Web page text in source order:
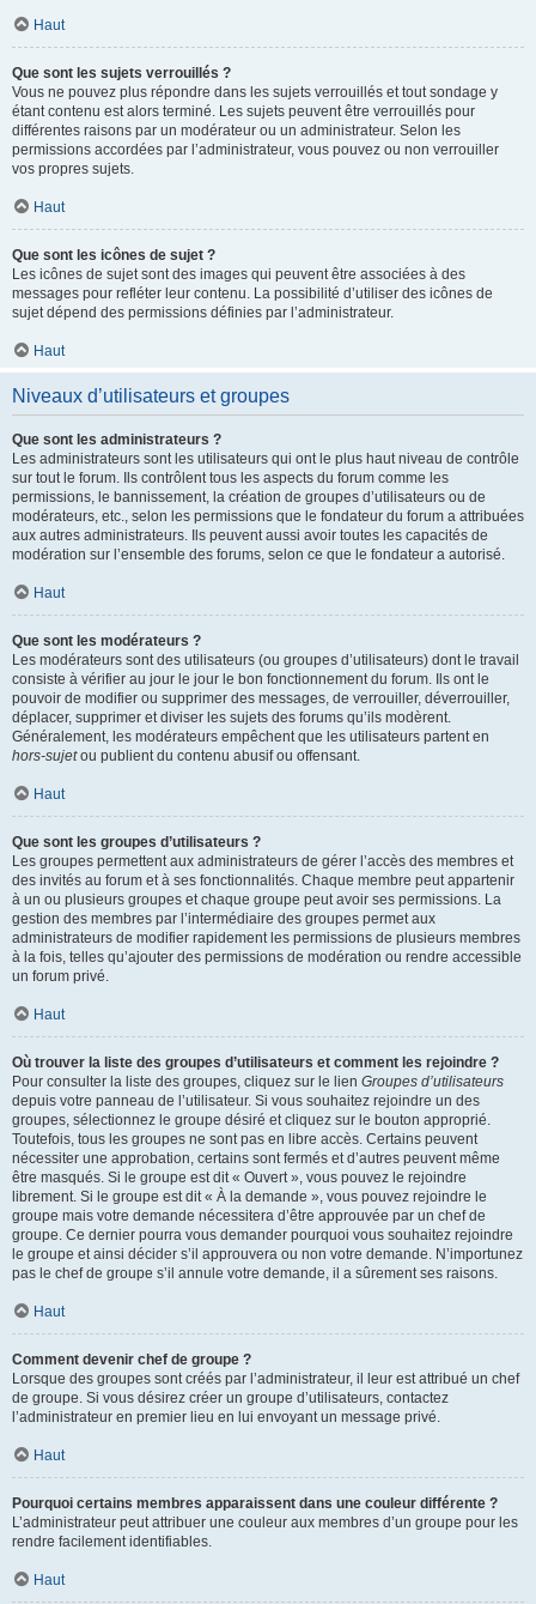
Haut
Que sont les sujets verrouillés ?
Vous ne pouvez plus répondre dans les sujets verrouillés et tout sondage y
étant contenu est alors terminé. Les sujets peuvent être verrouillés pour
différentes raisons par un modérateur ou un administrateur. Selon les
permissions accordées par l’administrateur, vous pouvez ou non verrouiller
vos propres sujets.
Haut
Que sont les icônes de sujet ?
Les icônes de sujet sont des images qui peuvent être associées à des
messages pour refléter leur contenu. La possibilité d’utiliser des icônes de
sujet dépend des permissions définies par l’administrateur.
Haut
Niveaux d’utilisateurs et groupes
Que sont les administrateurs ?
Les administrateurs sont les utilisateurs qui ont le plus haut niveau de contrôle
sur tout le forum. Ils contrôlent tous les aspects du forum comme les
permissions, le bannissement, la création de groupes d’utilisateurs ou de
modérateurs, etc., selon les permissions que le fondateur du forum a attribuées
aux autres administrateurs. Ils peuvent aussi avoir toutes les capacités de
modération sur l’ensemble des forums, selon ce que le fondateur a autorisé.
Haut
Que sont les modérateurs ?
Les modérateurs sont des utilisateurs (ou groupes d’utilisateurs) dont le travail
consiste à vérifier au jour le jour le bon fonctionnement du forum. Ils ont le
pouvoir de modifier ou supprimer des messages, de verrouiller, déverrouiller,
déplacer, supprimer et diviser les sujets des forums qu’ils modèrent.
Généralement, les modérateurs empêchent que les utilisateurs partent en
hors-sujetou publient du contenu abusif ou offensant.
Haut
Que sont les groupes d’utilisateurs ?
Les groupes permettent aux administrateurs de gérer l’accès des membres et
des invités au forum et à ses fonctionnalités. Chaque membre peut appartenir
à un ou plusieurs groupes et chaque groupe peut avoir ses permissions. La
gestion des membres par l’intermédiaire des groupes permet aux
administrateurs de modifier rapidement les permissions de plusieurs membres
à la fois, telles qu’ajouter des permissions de modération ou rendre accessible
un forum privé.
Haut
Où trouver la liste des groupes d’utilisateurs et comment les rejoindre ?
Pour consulter la liste des groupes, cliquez sur le lien Groupes d’utilisateurs
depuis votre panneau de l’utilisateur. Si vous souhaitez rejoindre un des
groupes, sélectionnez le groupe désiré et cliquez sur le bouton approprié.
Toutefois, tous les groupes ne sont pas en libre accès. Certains peuvent
nécessiter une approbation, certains sont fermés et d’autres peuvent même
être masqués. Si le groupe est dit « Ouvert », vous pouvez le rejoindre
librement. Si le groupe est dit « À la demande », vous pouvez rejoindre le
groupe mais votre demande nécessitera d’être approuvée par un chef de
groupe. Ce dernier pourra vous demander pourquoi vous souhaitez rejoindre
le groupe et ainsi décider s’il approuvera ou non votre demande. N’importunez
pas le chef de groupe s’il annule votre demande, il a sûrement ses raisons.
Haut
Comment devenir chef de groupe ?
Lorsque des groupes sont créés par l’administrateur, il leur est attribué un chef
de groupe. Si vous désirez créer un groupe d’utilisateurs, contactez
l’administrateur en premier lieu en lui envoyant un message privé.
Haut
Pourquoi certains membres apparaissent dans une couleur différente ?
L’administrateur peut attribuer une couleur aux membres d’un groupe pour les
rendre facilement identifiables.
Haut